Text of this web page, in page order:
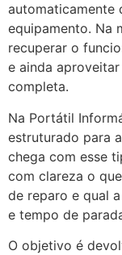
automaticamente
equipamento. Na
recuperar o
e ainda
completa.
Na Portátil
estruturado para
chega com esse
com clareza o
de reparo e qual
e tempo de
O objetivo é